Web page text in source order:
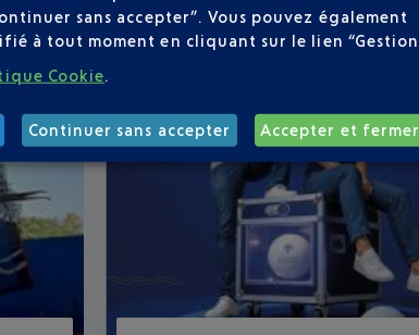
sans accepter”. Vous pouvez également
à tout moment en cliquant sur le lien “Gestion
Cookie
Continuer sans accepter Accepter et fermer